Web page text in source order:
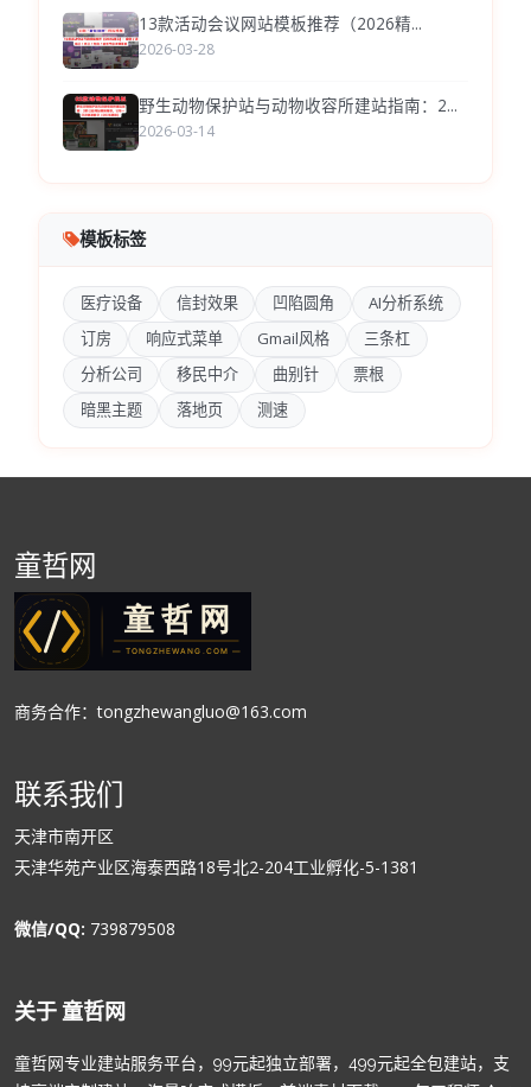
13款活动会议网站模板推荐（2026精...
2026-03-28
野生动物保护站与动物收容所建站指南：2...
2026-03-14
模板标签
医疗设备 信封效果 凹陷圆角
AI分析系统
订房
响应式菜单 Gmail风格
三条杠
分析公司
移民中介 曲别针
票根
暗黑主题
落地页 测速
童哲网
商务合作：tongzhewangluo@163.com
联系我们
天津市南开区
天津华苑产业区海泰西路18号北2-204工业孵化-5-1381
微信/QQ: 739879508
关于 童哲网
童哲网专业建站服务平台，99元起独立部署，499元起全包建站，支